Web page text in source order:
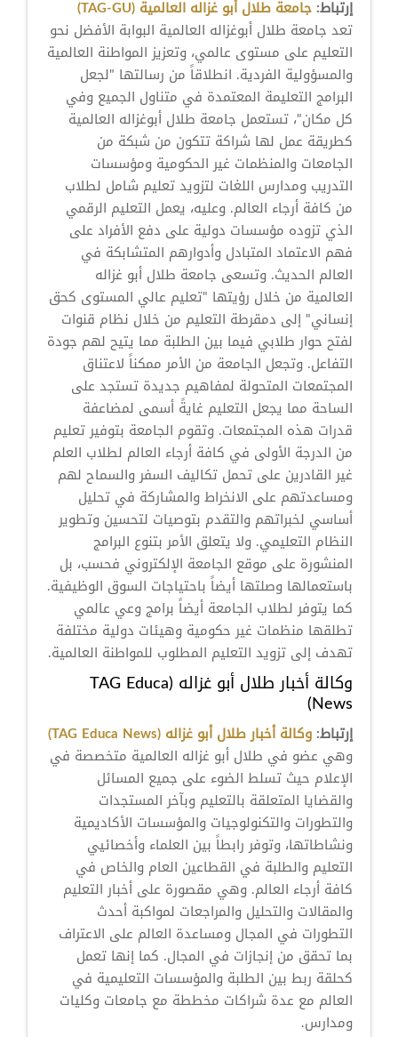
إرتباط: جامعة طلال أبو غزاله العالمية (TAG-GU)
تعد جامعة طلال أبوغزاله العالمية البوابة الأفضل نحو
التعليم على مستوى عالمي، وتعزيز المواطنة العالمية
والمسؤولية الفردية. انطلاقاً من رسالتها "لجعل
البرامج التعليمة المعتمدة في متناول الجميع وفي
كل مكان"، تستعمل جامعة طلال أبوغزاله العالمية
كطريقة عمل لها شراكة تتكون من شبكة من
الجامعات والمنظمات غير الحكومية ومؤسسات
التدريب ومدارس اللغات لتزويد تعليم شامل لطلاب
من كافة أرجاء العالم. وعليه، يعمل التعليم الرقمي
الذي تزوده مؤسسات دولية على دفع الأفراد على
فهم الاعتماد المتبادل وأدوارهم المتشابكة في
العالم الحديث. وتسعى جامعة طلال أبو غزاله
العالمية من خلال رؤيتها "تعليم عالي المستوى كحق
إنساني" إلى دمقرطة التعليم من خلال نظام قنوات
لفتح حوار طلابي فيما بين الطلبة مما يتيح لهم جودة
التفاعل. وتجعل الجامعة من الأمر ممكناً لاعتناق
المجتمعات المتحولة لمفاهيم جديدة تستجد على
الساحة مما يجعل التعليم غايةً أسمى لمضاعفة
قدرات هذه المجتمعات. وتقوم الجامعة بتوفير تعليم
من الدرجة الأولى في كافة أرجاء العالم لطلاب العلم
غير القادرين على تحمل تكاليف السفر والسماح لهم
ومساعدتهم على الانخراط والمشاركة في تحليل
أساسي لخبراتهم والتقدم بتوصيات لتحسين وتطوير
النظام التعليمي. ولا يتعلق الأمر بتنوع البرامج
المنشورة على موقع الجامعة الإلكتروني فحسب، بل
باستعمالها وصلتها أيضاً باحتياجات السوق الوظيفية.
كما يتوفر لطلاب الجامعة أيضاً برامج وعي عالمي
تطلقها منظمات غير حكومية وهيئات دولية مختلفة
تهدف إلى تزويد التعليم المطلوب للمواطنة العالمية.
وكالة أخبار طلال أبو غزاله (TAG Educa
News)
إرتباط: وكالة أخبار طلال أبو غزاله (TAG Educa News)
وهي عضو في طلال أبو غزاله العالمية متخصصة في
الإعلام حيث تسلط الضوء على جميع المسائل
والقضايا المتعلقة بالتعليم وبآخر المستجدات
والتطورات والتكنولوجيات والمؤسسات الأكاديمية
ونشاطاتها، وتوفر رابطاً بين العلماء وأخصائيي
التعليم والطلبة في القطاعين العام والخاص في
كافة أرجاء العالم. وهي مقصورة على أخبار التعليم
والمقالات والتحليل والمراجعات لمواكبة أحدث
التطورات في المجال ومساعدة العالم على الاعتراف
بما تحقق من إنجازات في المجال. كما إنها تعمل
كحلقة ربط بين الطلبة والمؤسسات التعليمية في
العالم مع عدة شراكات مخططة مع جامعات وكليات
ومدارس.